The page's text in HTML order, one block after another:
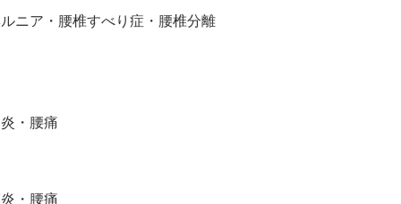
ニア・腰椎すべり症・腰椎分離
・腰痛
・腰痛